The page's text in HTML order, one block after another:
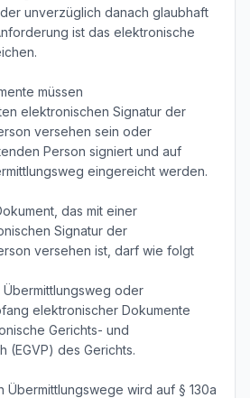
unverzüglich danach glaubhaft
ist das elektronische
müssen
elektronischen Signatur der
versehen sein oder
Person signiert und auf
eingereicht werden.
das mit einer
Signatur der
versehen ist, darf wie folgt
Übermittlungsweg oder
elektronischer Dokumente
Gerichts- und
(EGVP) des Gerichts.
Übermittlungswege wird auf § 130a